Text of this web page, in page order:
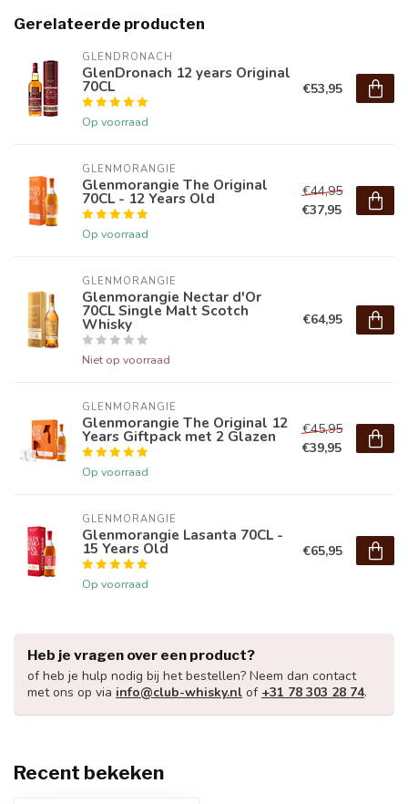
Gerelateerde producten
GLENDRONACH
GlenDronach 12 years Original
70CL
Op voorraad
€53,95
GLENMORANGIE
Glenmorangie The Original
70CL - 12 Years Old
Op voorraad
€44,95
€37,95
GLENMORANGIE
Glenmorangie Nectar d'Or
70CL Single Malt Scotch
Whisky
Niet op voorraad
€64,95
GLENMORANGIE
Glenmorangie The Original 12
Years Giftpack met 2 Glazen
Op voorraad
€45,95
€39,95
GLENMORANGIE
Glenmorangie Lasanta 70CL -
15 Years Old
Op voorraad
€65,95
Heb je vragen over een product?
of heb je hulp nodig bij het bestellen? Neem dan contact
met ons op via info@club-whisky.nl of +31 78 303 28 74.
Recent bekeken